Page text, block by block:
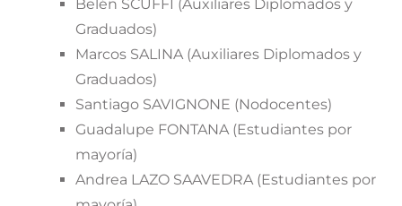
Belén SCUFFI (Auxiliares Diplomados y
Graduados)
Marcos SALINA (Auxiliares Diplomados y
Graduados)
Santiago SAVIGNONE (Nodocentes)
Guadalupe FONTANA (Estudiantes por
mayoría)
Andrea LAZO SAAVEDRA (Estudiantes por